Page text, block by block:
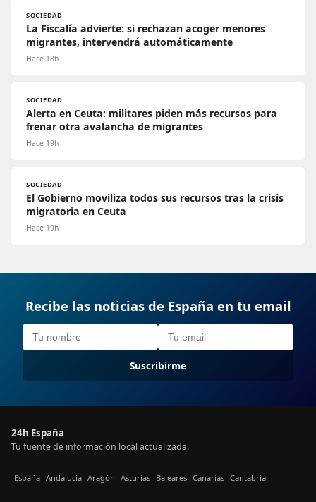
SOCIEDAD
La Fiscalía advierte: si rechazan acoger menores
migrantes, intervendrá automáticamente
Hace 18h
SOCIEDAD
Alerta en Ceuta: militares piden más recursos para
frenar otra avalancha de migrantes
Hace 19h
SOCIEDAD
El Gobierno moviliza todos sus recursos tras la crisis
migratoria en Ceuta
Hace 19h
Recibe las noticias de España en tu email
Suscribirme
24h España
Tu fuente de información local actualizada.
España Andalucía Aragón Asturias Baleares Canarias Cantabria